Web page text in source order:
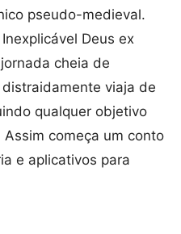
pseudo-medieval.
Deus ex
cheia de
viaja de
qualquer objetivo
começa um conto
e aplicativos para